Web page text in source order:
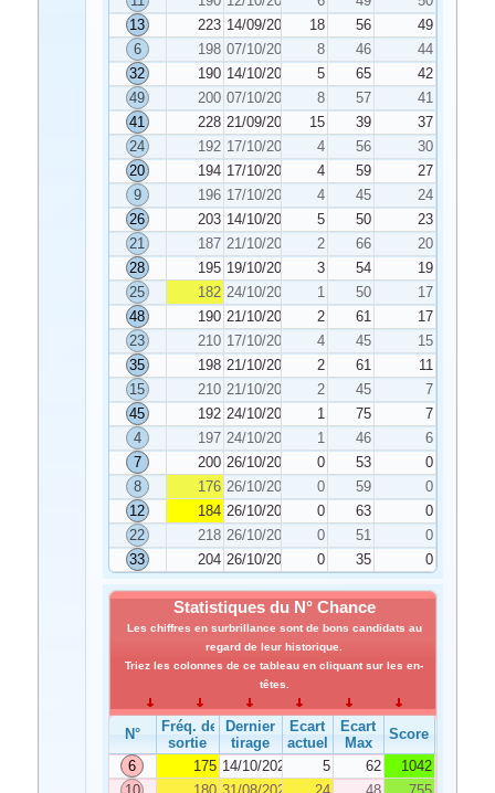
13
223 14/09/2020 18 56
49
6
198 07/10/2020 8 46
44
32
190 14/10/2020 5 65
42
49
200 07/10/2020 8 57
41
41
228 21/09/2020 15 39
37
24
192 17/10/2020 4 56
30
20
194 17/10/2020 4 59
27
9
196 17/10/2020 4 45
24
26
203 14/10/2020 5 50
23
21
187 21/10/2020 2 66
20
28
195 19/10/2020 3 54
19
25
182 24/10/2020 1 50
17
48
190 21/10/2020 2 61
17
23
210 17/10/2020 4 45
15
35
198 21/10/2020 2 61
11
15
210 21/10/2020 2 45
7
45
192 24/10/2020 1 75
7
4
197 24/10/2020 1 46
6
7
200 26/10/2020 0 53
0
8
176 26/10/2020 0 59
0
12
184 26/10/2020 0 63
0
22
218 26/10/2020 0 51
0
33
204 26/10/2020 0 35 0
Statistiques du N° Chance
Les chiffres en surbrillance sont de bons candidats au
regard de leur historique.
Triez les colonnes de ce tableau en cliquant sur les en-
têtes.
N°
Fréq. de
sortie
Dernier
tirage
Ecart
actuel
Ecart
Max
Score
6
175 14/10/2020 5 62
1042